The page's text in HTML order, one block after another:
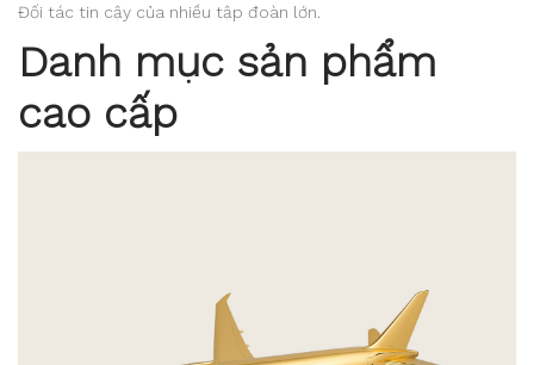
Đối tác tin cậy của nhiều tập đoàn lớn.
Danh mục sản phẩm
cao cấp